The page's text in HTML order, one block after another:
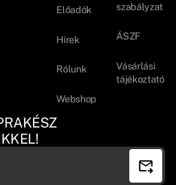
Előadók
Hírek
Rólunk
Webshop
szabályzat
ÁSZF
Vásárlási
tájékoztató